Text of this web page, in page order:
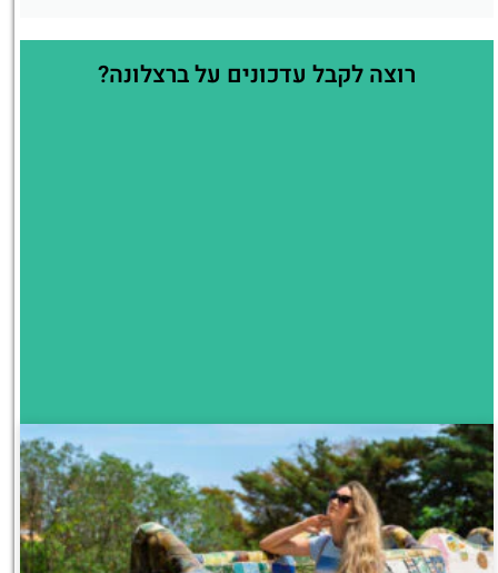
רוצה לקבל עדכונים על ברצלונה?